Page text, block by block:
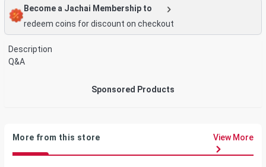
Become a Jachai Membership to
redeem coins for discount on checkout
Description
Q&A
Sponsored Products
More from this store View More